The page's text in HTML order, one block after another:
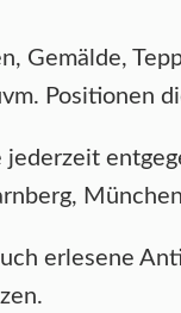
Gemälde,
Positionen
erlesene